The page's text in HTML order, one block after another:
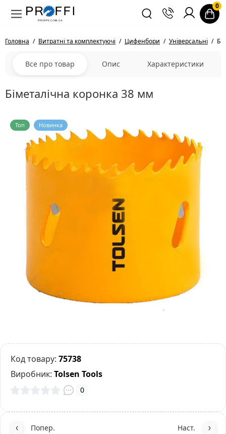
0
Головна Витратні та комплектуючі Цифенбори Універсальні
Все про товар Опис Характеристики
Біметалічна коронка 38 мм
Топ Новинка
Код товару: 75738
Виробник: Tolsen Tools
0
Попер. Наст.